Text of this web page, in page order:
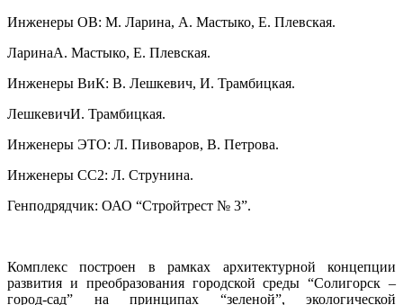
Инженеры ОВ: М. Ларина, А. Мастыко, Е. Плевская.
ЛаринаА. Мастыко, Е. Плевская.
Инженеры ВиК: В. Лешкевич, И. Трамбицкая.
ЛешкевичИ. Трамбицкая.
Инженеры ЭТО: Л. Пивоваров, В. Петрова.
Инженеры СС2: Л. Струнина.
Генподрядчик: ОАО “Стройтрест № 3”.
Комплекс построен в рамках архитектурной концепции
развития и преобразования городской среды “Солигорск –
город-сад” на принципах “зеленой”, экологической